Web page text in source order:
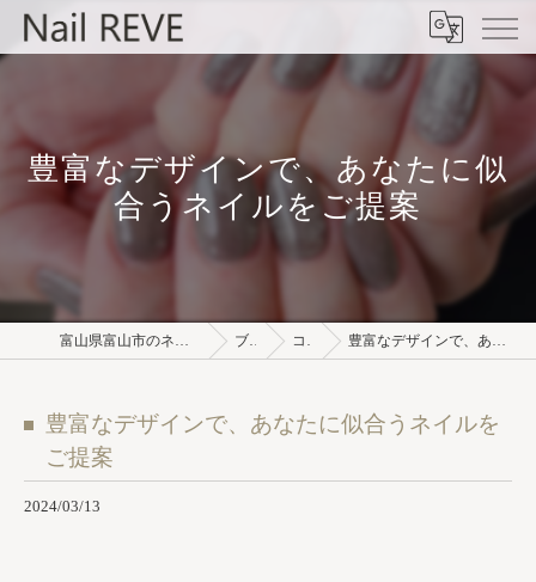
豊富なデザインで、あなたに似
合うネイルをご提案
富山県富山市のネイルサロンならNail REVE ブログ コラム 豊富なデザインで、あなたに似合うネイルをご提案
豊富なデザインで、あなたに似合うネイルを
ご提案
2024/03/13